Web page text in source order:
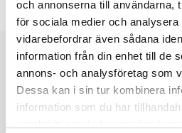
och annonserna till användarna,
för sociala medier och
vidarebefordrar även sådana
information från din enhet till de
annons- och analysföretag som
Dessa kan i sin tur kombinera
information som du har
PRODUKTGRUPPER